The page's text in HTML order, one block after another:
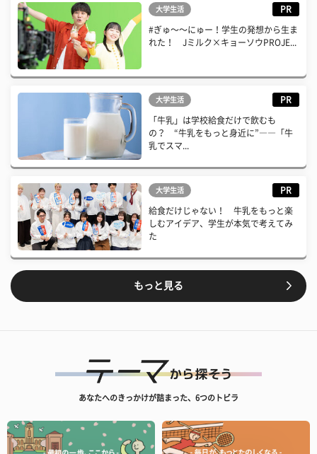
大学生活 PR
#ぎゅ〜〜にゅー！学生の発想から生ま
れた！ Jミルク×キョーソウPROJE...
大学生活 PR
「牛乳」は学校給食だけで飲むも
の？ “牛乳をもっと身近に”――「牛
乳でスマ...
大学生活 PR
給食だけじゃない！ 牛乳をもっと楽
しむアイデア、学生が本気で考えてみ
た
もっと見る
あなたへのきっかけが詰まった、6つのトビラ